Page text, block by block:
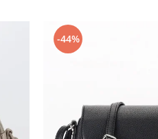
-44%